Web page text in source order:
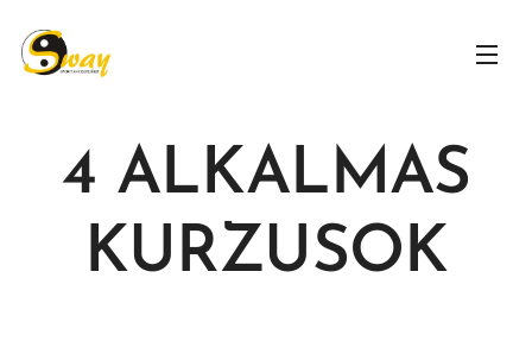
4 ALKALMAS
KURZUSOK